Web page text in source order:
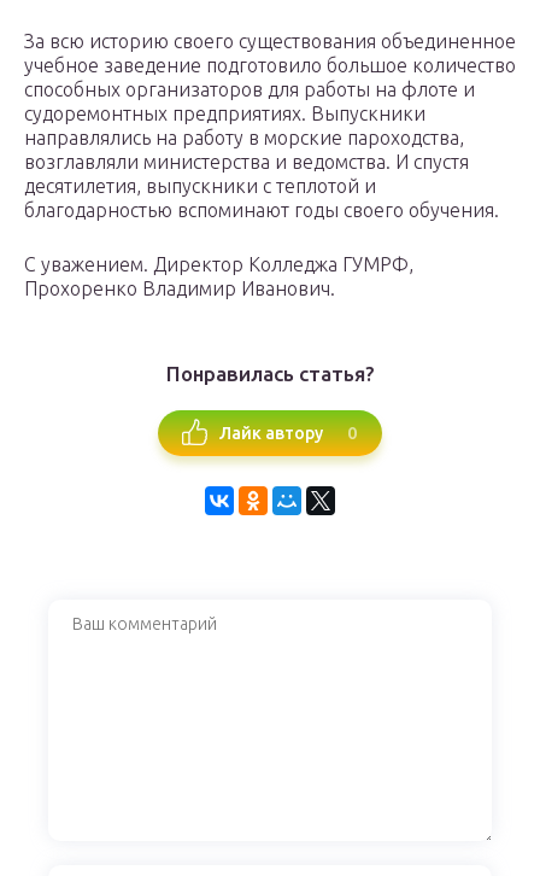
За всю историю своего существования объединенное
учебное заведение подготовило большое количество
способных организаторов для работы на флоте и
судоремонтных предприятиях. Выпускники
направлялись на работу в морские пароходства,
возглавляли министерства и ведомства. И спустя
десятилетия, выпускники с теплотой и
благодарностью вспоминают годы своего обучения.
С уважением. Директор Колледжа ГУМРФ,
Прохоренко Владимир Иванович.
Понравилась статья?
Лайк автору 0